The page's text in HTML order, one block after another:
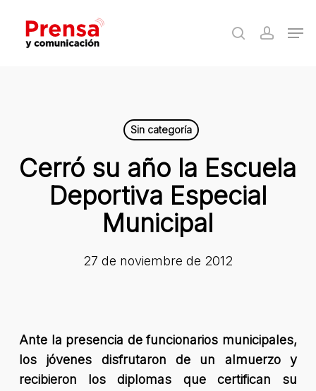
main
search
Sin categoría
Cerró su año la Escuela
Deportiva Especial
Municipal
27 de noviembre de 2012
Ante la presencia de funcionarios municipales,
los jóvenes disfrutaron de un almuerzo y
recibieron los diplomas que certifican su